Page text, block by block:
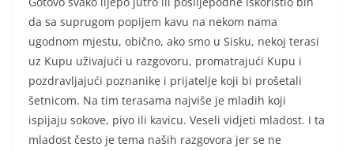
da sa suprugom popijem kavu na nekom nama
ugodnom mjestu, obično, ako smo u Sisku, nekoj terasi
uz Kupu uživajući u razgovoru, promatrajući Kupu i
pozdravljajući poznanike i prijatelje koji bi prošetali
šetnicom. Na tim terasama najviše je mladih koji
ispijaju sokove, pivo ili kavicu. Veseli vidjeti mladost. I ta
mladost često je tema naših razgovora jer se ne